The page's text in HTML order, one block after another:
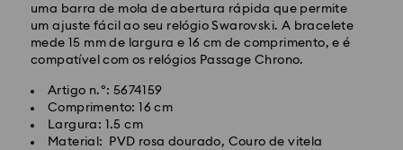
uma barra de mola de abertura rápida que permite
um ajuste fácil ao seu relógio Swarovski. A bracelete
mede 15 mm de largura e 16 cm de comprimento, e é
compatível com os relógios Passage Chrono.
Artigo n.º: 5674159
Comprimento: 16 cm
Largura: 1.5 cm
Material: PVD rosa dourado, Couro de vitela
Envio Expresso -
As encomendas realizadas de segunda a sexta-feira
até às 14:30 CET serão processadas e enviadas no
dia útil seguinte.
Prazo de envio expresso: 1 a 2 dias úteis após